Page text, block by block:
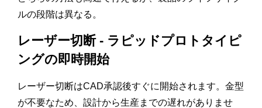
ルの段階は異なる。
レーザー切断 - ラピッドプロトタイピ
ングの即時開始
レーザー切断はCAD承認後すぐに開始されます。金型
が不要なため、設計から生産までの遅れがありませ